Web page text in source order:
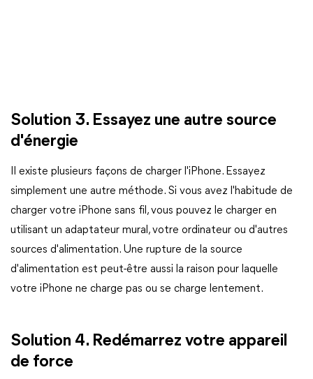
Solution 3. Essayez une autre source
d'énergie
Il existe plusieurs façons de charger l'iPhone. Essayez
simplement une autre méthode. Si vous avez l'habitude de
charger votre iPhone sans fil, vous pouvez le charger en
utilisant un adaptateur mural, votre ordinateur ou d'autres
sources d'alimentation. Une rupture de la source
d'alimentation est peut-être aussi la raison pour laquelle
votre iPhone ne charge pas ou se charge lentement.
Solution 4. Redémarrez votre appareil
de force